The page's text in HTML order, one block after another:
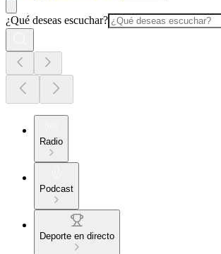
¿Qué deseas escuchar?
Radio
Podcast
Deporte en directo